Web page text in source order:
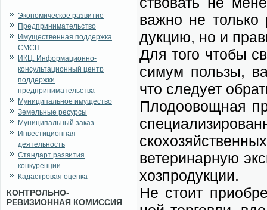
Экономическое развитие
Предпринимательство
Имущественная поддержка
СМСП
ИКЦ. Информационно-
консультационный центр
поддержки
предпринимательства
Муниципальное имущество
Земельные ресурсы
Муниципальный заказ
Инвестиционная
деятельность
Стандарт развития
конкуренции
Кадастровая оценка
КОНТРОЛЬНО-
РЕВИЗИОННАЯ КОМИССИЯ
важ­но не толь­ко
дук­цию, но и
Для то­го чтобы
си­мум поль­зы,
что сле­ду­ет
Пло­до­овощ­ная
ве­те­ри­нар­ную
хоз­про­дук­ции.
Не сто­ит